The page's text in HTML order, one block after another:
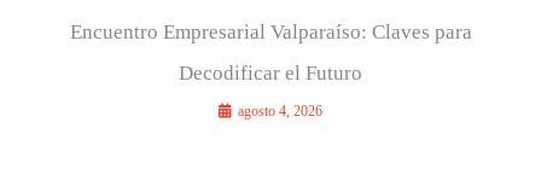
Encuentro Empresarial Valparaíso: Claves para
Decodificar el Futuro
agosto 4, 2026